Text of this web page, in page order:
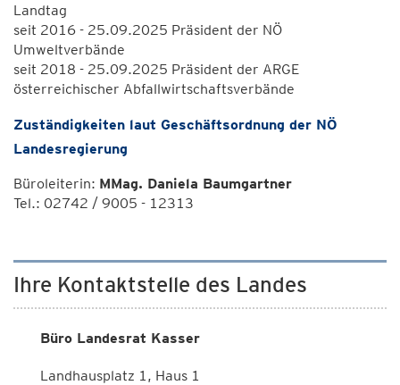
Landtag
seit 2016 - 25.09.2025 Präsident der NÖ
Umweltverbände
seit 2018 - 25.09.2025 Präsident der ARGE
österreichischer Abfallwirtschaftsverbände
Zuständigkeiten laut Geschäftsordnung der NÖ
Landesregierung
Büroleiterin: MMag. Daniela Baumgartner
Tel.: 02742 / 9005 - 12313
Ihre Kontaktstelle des Landes
Büro Landesrat Kasser
Landhausplatz 1, Haus 1